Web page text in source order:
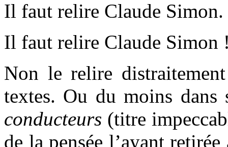
Il faut relire Claude Simon.
Il faut relire Claude Simon
Non le relire
textes. Ou du moins
conducteurs (titre
de la pensée l’ayant